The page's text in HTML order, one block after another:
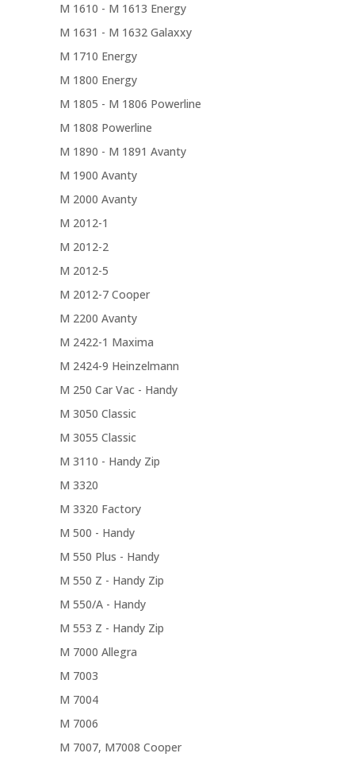
M 1610 - M 1613 Energy
M 1631 - M 1632 Galaxxy
M 1710 Energy
M 1800 Energy
M 1805 - M 1806 Powerline
M 1808 Powerline
M 1890 - M 1891 Avanty
M 1900 Avanty
M 2000 Avanty
M 2012-1
M 2012-2
M 2012-5
M 2012-7 Cooper
M 2200 Avanty
M 2422-1 Maxima
M 2424-9 Heinzelmann
M 250 Car Vac - Handy
M 3050 Classic
M 3055 Classic
M 3110 - Handy Zip
M 3320
M 3320 Factory
M 500 - Handy
M 550 Plus - Handy
M 550 Z - Handy Zip
M 550/A - Handy
M 553 Z - Handy Zip
M 7000 Allegra
M 7003
M 7004
M 7006
M 7007, M7008 Cooper